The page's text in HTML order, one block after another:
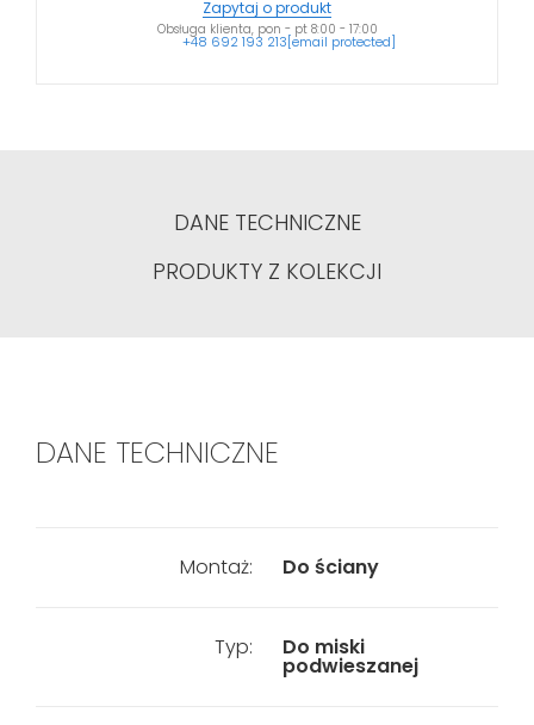
Zapytaj o produkt
Obsługa klienta, pon - pt 8:00 - 17:00
+48 692 193 213[email protected]
DANE TECHNICZNE
PRODUKTY Z KOLEKCJI
DANE TECHNICZNE
Montaż: Do ściany
Typ: Do miski
podwieszanej